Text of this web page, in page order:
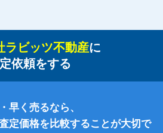
ラビッツ不動産に
依頼をする
早く売るなら、
定価格を比較することが大切で